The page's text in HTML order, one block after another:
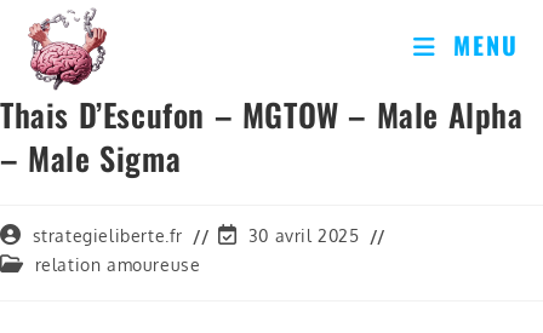
MENU
Thais D’Escufon – MGTOW – Male Alpha
– Male Sigma
strategieliberte.fr
30 avril 2025
relation amoureuse